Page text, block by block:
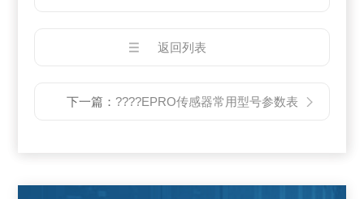
返回列表
下一篇： ????EPRO传感器常用型号参数表